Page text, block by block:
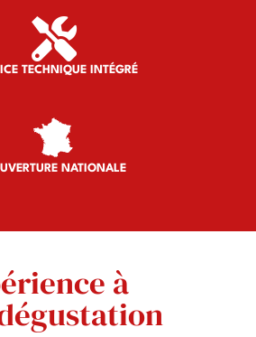
TECHNIQUE INTÉGRÉ
NATIONALE
à